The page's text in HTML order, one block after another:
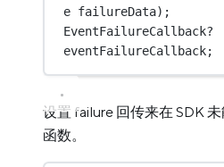
e failureData);
EventFailureCallback?
eventFailureCallback;
设置 failure 回传来在 SDK
函数。